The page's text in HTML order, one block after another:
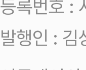
등록번호 :
발행인 : 김